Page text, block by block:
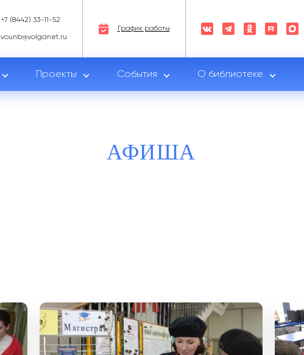
+7 (8442) 33-11-52
vounb@volganet.ru
График работы
Проекты События О библиотеке
АФИША